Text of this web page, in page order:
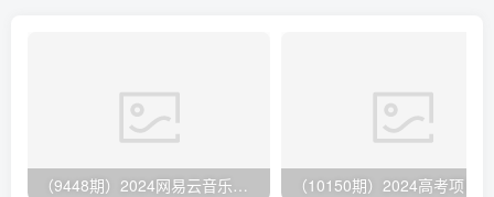
（9448期）2024网易云音乐人挂机项目，单机日入150+，无脑月入5000+